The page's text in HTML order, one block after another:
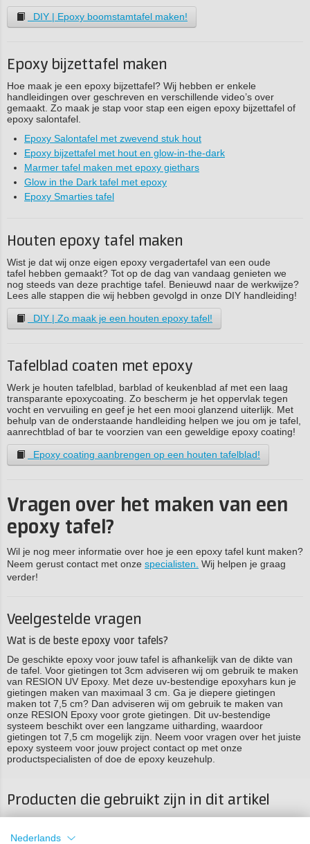
DIY | Epoxy boomstamtafel maken!
Epoxy bijzettafel maken
Hoe maak je een epoxy bijzettafel? Wij hebben er enkele
handleidingen over geschreven en verschillende video’s over
gemaakt. Zo maak je stap voor stap een eigen epoxy bijzettafel of
epoxy salontafel.
Epoxy Salontafel met zwevend stuk hout
Epoxy bijzettafel met hout en glow-in-the-dark
Marmer tafel maken met epoxy giethars
Glow in the Dark tafel met epoxy
Epoxy Smarties tafel
Houten epoxy tafel maken
Wist je dat wij onze eigen epoxy vergadertafel van een oude
tafel hebben gemaakt? Tot op de dag van vandaag genieten we
nog steeds van deze prachtige tafel. Benieuwd naar de werkwijze?
Lees alle stappen die wij hebben gevolgd in onze DIY handleiding!
DIY | Zo maak je een houten epoxy tafel!
Tafelblad coaten met epoxy
Werk je houten tafelblad, barblad of keukenblad af met een laag
transparante epoxycoating. Zo bescherm je het oppervlak tegen
vocht en vervuiling en geef je het een mooi glanzend uiterlijk. Met
behulp van de onderstaande handleiding helpen we jou om je tafel,
aanrechtblad of bar te voorzien van een geweldige epoxy coating!
Epoxy coating aanbrengen op een houten tafelblad!
Vragen over het maken van een
epoxy tafel?
Wil je nog meer informatie over hoe je een epoxy tafel kunt maken?
Neem gerust contact met onze specialisten. Wij helpen je graag
verder!
Veelgestelde vragen
Wat is de beste epoxy voor tafels?
De geschikte epoxy voor jouw tafel is afhankelijk van de dikte van
de tafel. Voor gietingen tot 3cm adviseren wij om gebruik te maken
van RESION UV Epoxy. Met deze uv-bestendige epoxyhars kun je
gietingen maken van maximaal 3 cm. Ga je diepere gietingen
maken tot 7,5 cm? Dan adviseren wij om gebruik te maken van
onze RESION Epoxy voor grote gietingen. Dit uv-bestendige
systeem beschikt over een langzame uitharding, waardoor
gietingen tot 7,5 cm mogelijk zijn. Neem voor vragen over het juiste
epoxy systeem voor jouw project contact op met onze
productspecialisten of doe de epoxy keuzehulp.
Producten die gebruikt zijn in dit artikel
Nederlands